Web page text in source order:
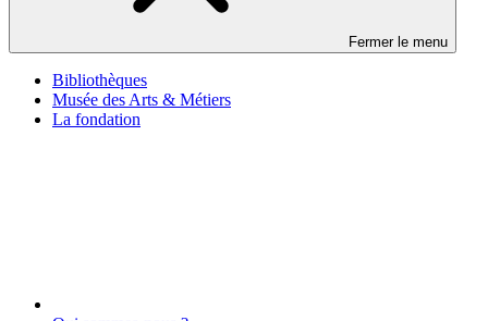
Fermer le menu
Bibliothèques
Musée des Arts & Métiers
La fondation